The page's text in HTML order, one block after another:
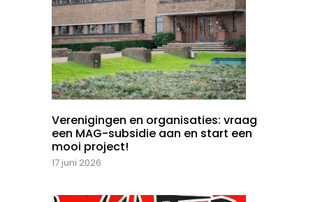
Verenigingen en organisaties: vraag
een MAG-subsidie aan en start een
mooi project!
17 juni 2026